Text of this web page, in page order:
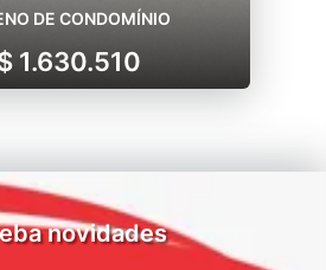
DE CONDOMÍNIO
1.630.510
novidades